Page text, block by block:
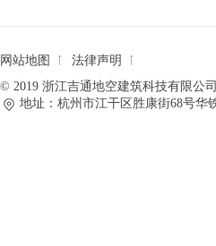
网站地图
法律声明
© 2019 浙江吉通地空建筑科技有限公
地址：杭州市江干区胜康街68号华